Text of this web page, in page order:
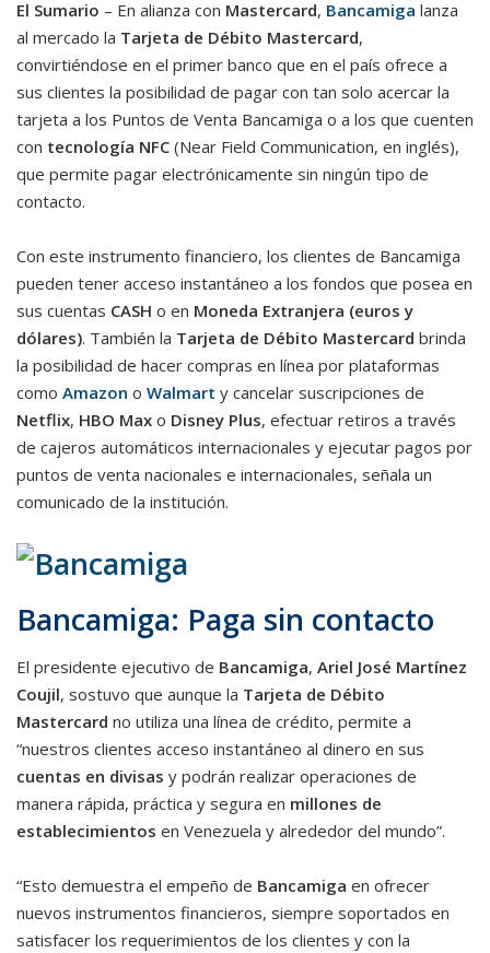
El Sumario – En alianza con Mastercard, Bancamiga lanza
al mercado la Tarjeta de Débito Mastercard,
convirtiéndose en el primer banco que en el país ofrece a
sus clientes la posibilidad de pagar con tan solo acercar la
tarjeta a los Puntos de Venta Bancamiga o a los que cuenten
con tecnología NFC (Near Field Communication, en inglés),
que permite pagar electrónicamente sin ningún tipo de
contacto.
Con este instrumento financiero, los clientes de Bancamiga
pueden tener acceso instantáneo a los fondos que posea en
sus cuentas CASH o en Moneda Extranjera (euros y
dólares). También la Tarjeta de Débito Mastercard brinda
la posibilidad de hacer compras en línea por plataformas
como Amazon o Walmart y cancelar suscripciones de
Netflix, HBO Max o Disney Plus, efectuar retiros a través
de cajeros automáticos internacionales y ejecutar pagos por
puntos de venta nacionales e internacionales, señala un
comunicado de la institución.
Bancamiga: Paga sin contacto
El presidente ejecutivo de Bancamiga, Ariel José Martínez
Coujil, sostuvo que aunque la Tarjeta de Débito
Mastercard no utiliza una línea de crédito, permite a
“nuestros clientes acceso instantáneo al dinero en sus
cuentas en divisas y podrán realizar operaciones de
manera rápida, práctica y segura en millones de
establecimientos en Venezuela y alrededor del mundo”.
“Esto demuestra el empeño de Bancamiga en ofrecer
nuevos instrumentos financieros, siempre soportados en
satisfacer los requerimientos de los clientes y con la